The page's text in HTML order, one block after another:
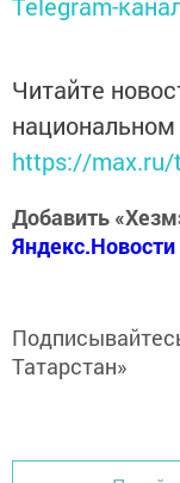
Telegram-
Читайте
https://max.ru/
Добавить
Яндекс.Новости
Татарстан»